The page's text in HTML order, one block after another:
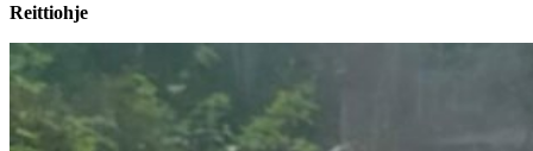
Reittiohje